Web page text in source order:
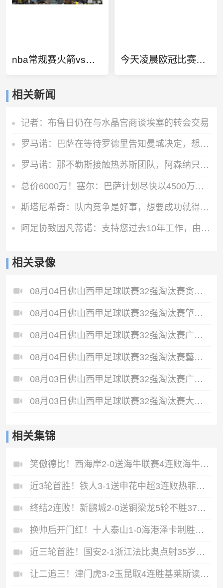
nba常规赛火箭vs独行侠 今天凌晨欧冠比赛结果
相关新闻
记者：布鲁日仍在与水晶宫商谈埃塞的转会交易
罗马诺：巴萨在等待罗德里告知曼城决定，想尽量快速推进以防意外
罗马诺：那不勒斯接触热苏斯团队，阿森纳只接受永久转会
总价6000万！塞尔：巴萨计划尽快以4500万欧+1500万报价罗德里
斯塔尼希奇：队内竞争是好事，想要成功就得拥有庞大阵容
阿足协致因凡蒂诺：支持您过去10年工作，由您继续领导是正确道路
相关录像
08月04日佛山西甲足球联赛32强淘汰赛贪玩游戏VS美的薪火全场录像
08月04日佛山西甲足球联赛32强淘汰赛肇庆恒骏成VS三七互娱全场录像
08月04日佛山西甲足球联赛32强淘汰赛广东西南建设VS香港圣徒全场录像
08月04日佛山西甲足球联赛32强淘汰赛藝品高國際VS湛江狂狼·粵辉能源全场录像
08月03日佛山西甲足球联赛32强淘汰赛广州蜀地红VS广州戴拿模全场录像
08月03日佛山西甲足球联赛32强淘汰赛大塘控股VS茂名市点都得全场录像
相关集锦
笑傲德比！西海岸2-0送海牛联赛4连败海牛仍垫底西海岸升至第二
近3轮首胜！铁人3-1送申花中超3连败热菲尼奥双响邦本宜裕传射
终结2连败！新鹏城2-0送铜梁龙5轮不胜37岁姜至鹏破门韦斯利建功
换帅后开门红！十人泰山1-0海港泽卡制胜于金永扑点海港三球被吹
近三轮首胜！国安2-1浙江法比奥点射35岁张稀哲制胜王钰栋送助攻
让二追三！津门虎3-2玉昆取4连胜基莱斯读秒绝杀萨尔瓦多破门